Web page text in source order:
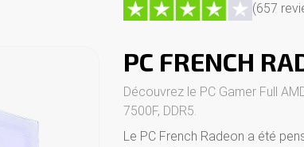
(657
PC FRENCH
Découvrez le PC Gamer Full
7500F, DDR5.
Le PC French Radeon a été